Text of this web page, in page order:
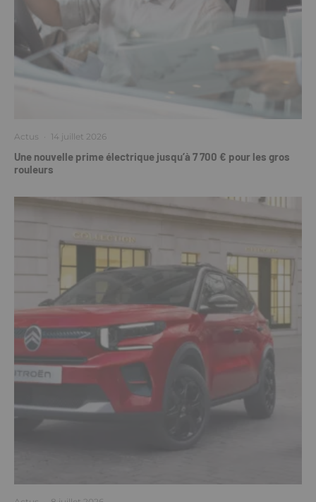
Actus · 14 juillet 2026
Une nouvelle prime électrique jusqu’à 7 700 € pour les gros
rouleurs